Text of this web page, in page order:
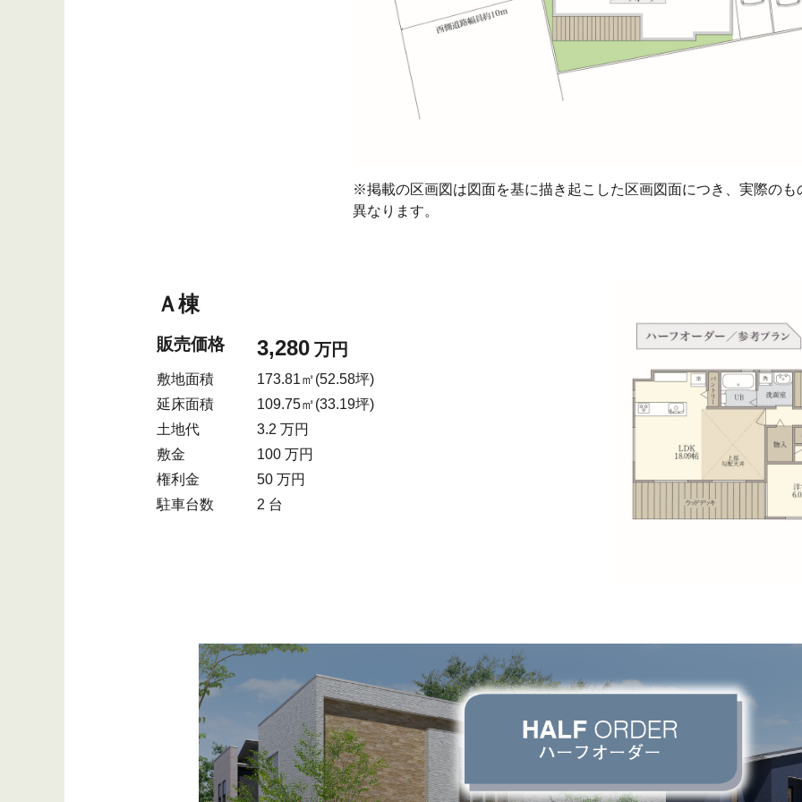
※掲載の区画図は図面を基に描き起こした区画図面につき、実際のも
異なります。
Ａ棟
販売価格 3,280 万円
敷地面積
173.81㎡(52.58坪)
延床面積
109.75㎡(33.19坪)
土地代
3.2 万円
敷金
100 万円
権利金
50 万円
駐車台数
2 台